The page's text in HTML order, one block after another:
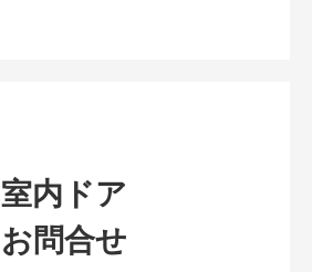
室内ドア
お問合せ